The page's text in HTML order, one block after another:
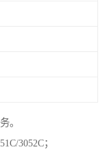
。
3052C；